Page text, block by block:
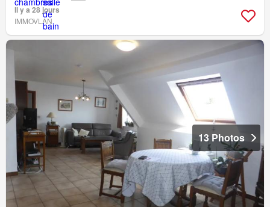
Il y a 28 jours
IMMOVLAN
13 Photos